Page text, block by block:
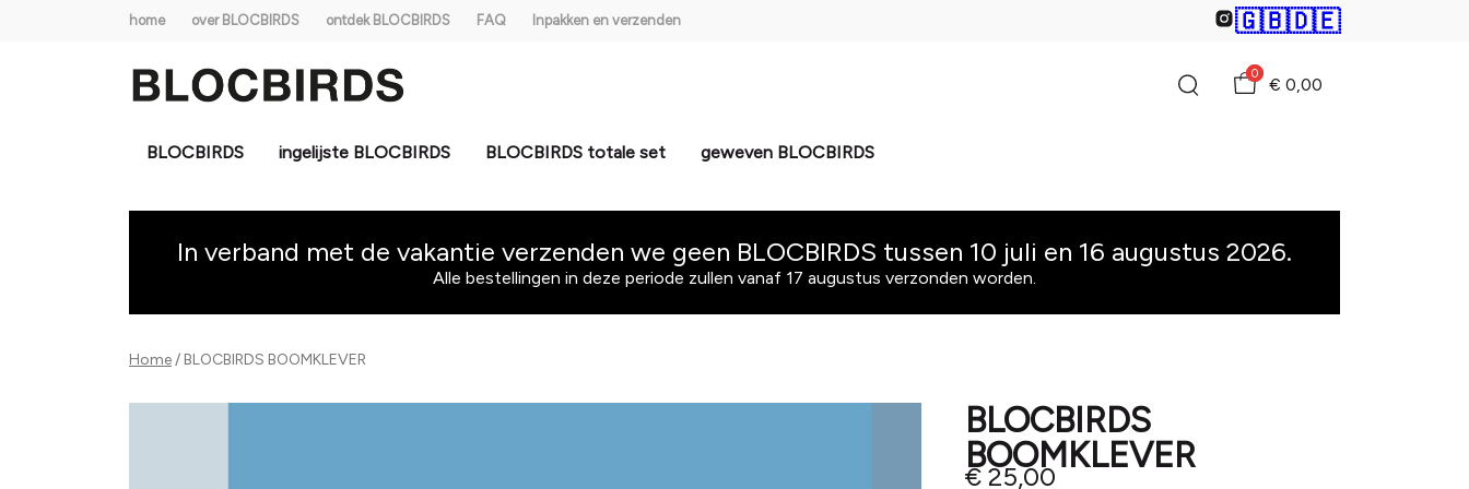
home over BLOCBIRDS ontdek BLOCBIRDS FAQ Inpakken en verzenden 🇬🇧🇩🇪
0
€ 0,00
BLOCBIRDS ingelijste BLOCBIRDS BLOCBIRDS totale set geweven BLOCBIRDS
BOOMKLEVER
BLOCBIRDS
In verband met de vakantie verzenden we geen BLOCBIRDS tussen 10 juli en 16 augustus 2026.
Alle bestellingen in deze periode zullen vanaf 17 augustus verzonden worden.
Home BLOCBIRDS BOOMKLEVER
BLOCBIRDS
BOOMKLEVER
€ 25,00